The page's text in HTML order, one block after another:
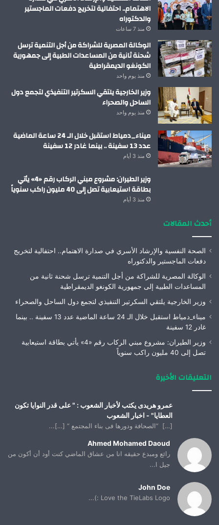
الاهتمام.. احتفالية لتخريج دفعات الماجستير
والدكتوراه
منذ 7 ساعات
الوكالة المصرية للشراكة من أجل التنمية ترسل
شحنة ثانية من المساعدات الطبية إلى جمهورية
الكونغو الديمقراطية
منذ يوم واحد
وزير الخارجية يلتقي السكرتير التنفيذي لتجمع دول
الساحل والصحراء
منذ يوم واحد
ميناء_دمياط استقبل خلال الـ 24 ساعة الماضية
عدد 13 سفينة .. بينما غادر 12 سفينة
منذ 3 أيام
وزير الطيران: مشروع مبني الركاب رقم «4» يأتي
بطاقة استيعابية تصل إلى 40 مليون راكب سنوياً
منذ 3 أيام
أحدث المقالات
الصحة النفسية والإرشاد الأسري في صدارة الاهتمام.. احتفالية لتخريج
دفعات الماجستير والدكتوراه
الوكالة المصرية للشراكة من أجل التنمية ترسل شحنة ثانية من
المساعدات الطبية إلى جمهورية الكونغو الديمقراطية
وزير الخارجية يلتقي السكرتير التنفيذي لتجمع دول الساحل والصحراء
ميناء_دمياط استقبل خلال الـ 24 ساعة الماضية عدد 13 سفينة .. بينما
غادر 12 سفينة
وزير الطيران: مشروع مبني الركاب رقم «4» يأتي بطاقة استيعابية
تصل إلى 40 مليون راكب سنوياً
التعليقات الأخيرة
عمرو هريدى يكتب لأخبار الشعوب : " على قدر النوايا تكون
العطايا" - اخبار الشعوب
[…] “الصحافة ودورها فى بناء المجتمع “ […]...
Ahmed Mohamed Daoud
رائع ومبدع حقيقه انا من عشاق الماضي كنت أود أن أكون من
جيل ا...
John Doe
Love the TieLabs Logo :)...